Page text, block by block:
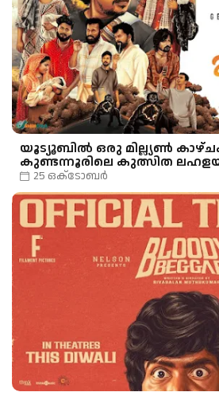
യൂട്യൂബിൽ ഒരു മില്ല്യൺ
കുണ്ടന്നൂരിലെ കുത്സിത
25 ഒക്‌ടോബർ